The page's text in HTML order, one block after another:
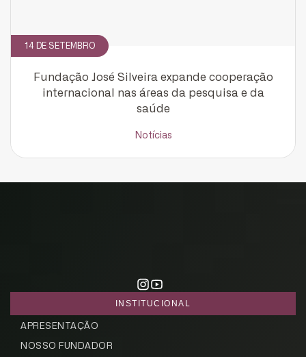
14 DE SETEMBRO
Fundação José Silveira expande cooperação
internacional nas áreas da pesquisa e da
saúde
Notícias
INSTITUCIONAL
APRESENTAÇÃO
NOSSO FUNDADOR